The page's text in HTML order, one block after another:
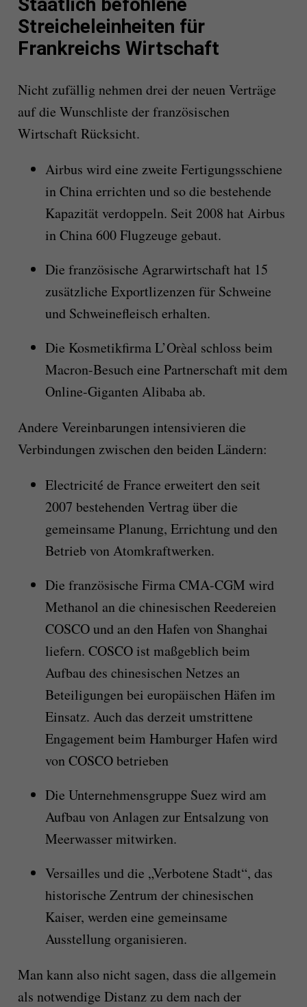
Staatlich befohlene
Streicheleinheiten für
Frankreichs Wirtschaft
Nicht zufällig nehmen drei der neuen Verträge
auf die Wunschliste der französischen
Wirtschaft Rücksicht.
Airbus wird eine zweite Fertigungsschiene
in China errichten und so die bestehende
Kapazität verdoppeln. Seit 2008 hat Airbus
in China 600 Flugzeuge gebaut.
Die französische Agrarwirtschaft hat 15
zusätzliche Exportlizenzen für Schweine
und Schweinefleisch erhalten.
Die Kosmetikfirma L’Orèal schloss beim
Macron-Besuch eine Partnerschaft mit dem
Online-Giganten Alibaba ab.
Andere Vereinbarungen intensivieren die
Verbindungen zwischen den beiden Ländern:
Electricité de France erweitert den seit
2007 bestehenden Vertrag über die
gemeinsame Planung, Errichtung und den
Betrieb von Atomkraftwerken.
Die französische Firma CMA-CGM wird
Methanol an die chinesischen Reedereien
COSCO und an den Hafen von Shanghai
liefern. COSCO ist maßgeblich beim
Aufbau des chinesischen Netzes an
Beteiligungen bei europäischen Häfen im
Einsatz. Auch das derzeit umstrittene
Engagement beim Hamburger Hafen wird
von COSCO betrieben
Die Unternehmensgruppe Suez wird am
Aufbau von Anlagen zur Entsalzung von
Meerwasser mitwirken.
Versailles und die „Verbotene Stadt“, das
historische Zentrum der chinesischen
Kaiser, werden eine gemeinsame
Ausstellung organisieren.
Man kann also nicht sagen, dass die allgemein
als notwendige Distanz zu dem nach der